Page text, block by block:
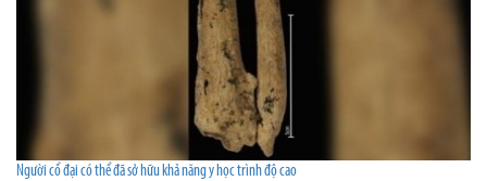
Người cổ đại có thể đã sở hữu khả năng y học trình độ cao